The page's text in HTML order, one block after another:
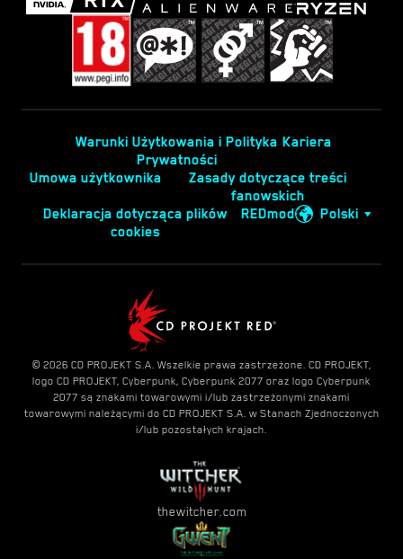
Warunki Użytkowania i Polityka
Prywatności
Kariera
Umowa użytkownika
Zasady dotyczące treści
fanowskich
Deklaracja dotycząca plików
cookies
REDmod Polski
© 2026 CD PROJEKT S.A. Wszelkie prawa zastrzeżone. CD PROJEKT,
logo CD PROJEKT, Cyberpunk, Cyberpunk 2077 oraz logo Cyberpunk
2077 są znakami towarowymi i/lub zastrzeżonymi znakami
towarowymi należącymi do CD PROJEKT S.A. w Stanach Zjednoczonych
i/lub pozostałych krajach.
thewitcher.com